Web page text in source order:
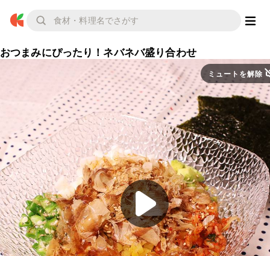
おつまみにぴったり！ネバネバ盛り合わせ
ミュートを解除